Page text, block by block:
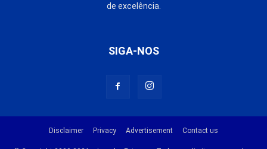
de excelência.
SIGA-NOS
Disclaimer Privacy Advertisement Contact us